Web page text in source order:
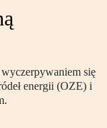
się
energii (OZE) i